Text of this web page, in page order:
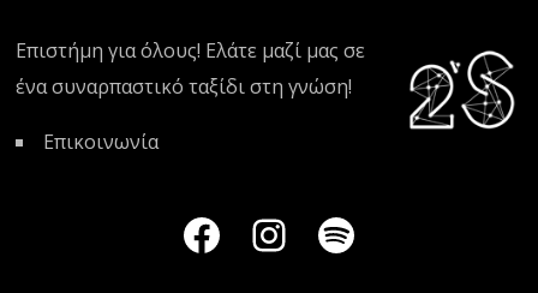
Επιστήμη για όλους! Ελάτε μαζί μας σε
ένα συναρπαστικό ταξίδι στη γνώση!
Επικοινωνία